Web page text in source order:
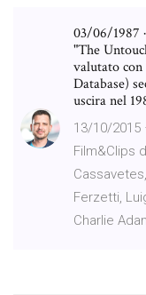
03/06/1987
"The
valutato
Database)
uscira nel
13/10/2015
Film&Clips
Ferzetti,
Charlie